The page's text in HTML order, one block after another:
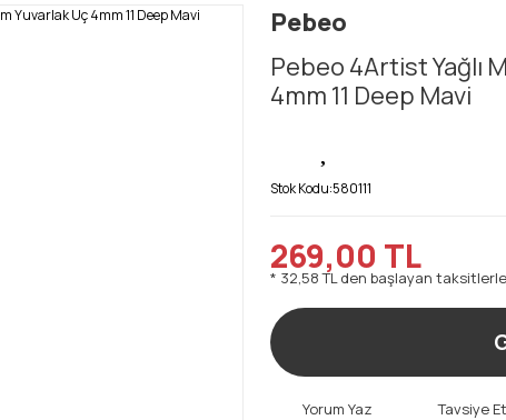
Pebeo
Pebeo 4Artist Yağlı
4mm 11 Deep Mavi
Stok Kodu:580111
269,00 TL
* 32,58 TL den başlayan
Yorum Yaz Tavsiye Et